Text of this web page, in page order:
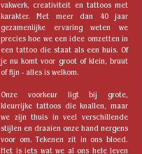
vakwerk, creativiteit en tattoos met
karakter. Met meer dan 40 jaar
gezamenlijke ervaring weten we
precies hoe we een idee omzetten in
een tattoo die staat als een huis. Of
je nu komt voor groot of klein, bruut
of fijn - alles is welkom.
Onze voorkeur ligt bij grote,
kleurrijke tattoos die knallen, maar
we zijn thuis in veel verschillende
stijlen en draaien onze hand nergens
voor om. Tekenen zit in ons bloed.
Het is iets wat we al ons hele leven